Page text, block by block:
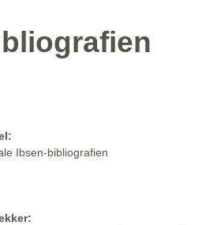
Ibsen-bibliografien